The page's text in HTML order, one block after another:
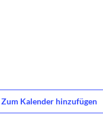
Zum Kalender hinzufügen